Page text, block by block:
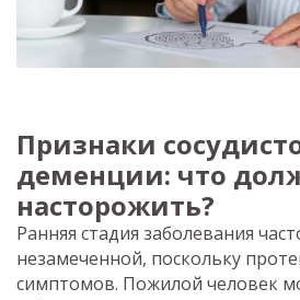
Признаки
деменции: что
насторожить?
Ранняя стадия заболевания
незамеченной, поскольку
симптомов. Пожилой человек